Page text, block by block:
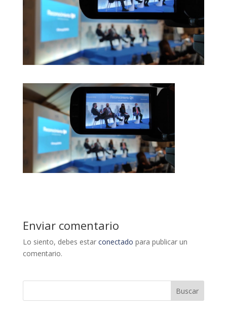
Enviar comentario
Lo siento, debes estar conectado para publicar un
comentario.